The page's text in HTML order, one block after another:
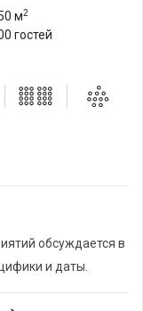
м2
гостей
обсуждается в
и даты.